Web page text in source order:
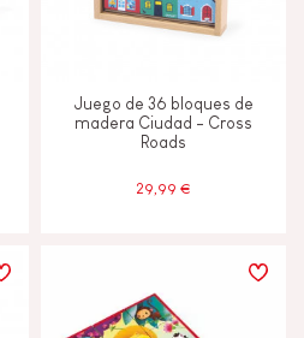
Juego de 36 bloques de
madera Ciudad - Cross
Roads
29,99 €